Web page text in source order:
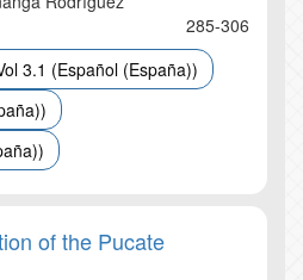
285-306
3.1 (Español (España))
of the Pucate